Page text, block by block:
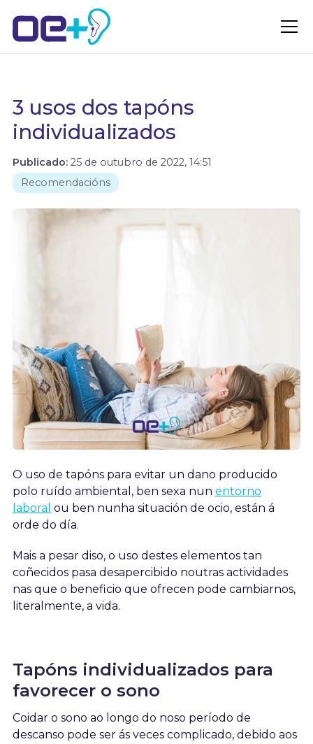
3 usos dos tapóns
individualizados
Publicado: 25 de outubro de 2022, 14:51
Recomendacións
O uso de tapóns para evitar un dano producido
polo ruído ambiental, ben sexa nun entorno
laboral ou ben nunha situación de ocio, están á
orde do día.
Mais a pesar diso, o uso destes elementos tan
coñecidos pasa desapercibido noutras actividades
nas que o beneficio que ofrecen pode cambiarnos,
literalmente, a vida.
Tapóns individualizados para
favorecer o sono
Coidar o sono ao longo do noso período de
descanso pode ser ás veces complicado, debido aos